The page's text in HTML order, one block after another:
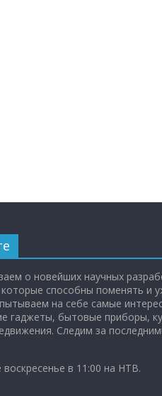
о новейших научных
которые способны поменять и
на себе самые
гаджеты, бытовые приборы,
Следим за
в 11:00 на НТВ.